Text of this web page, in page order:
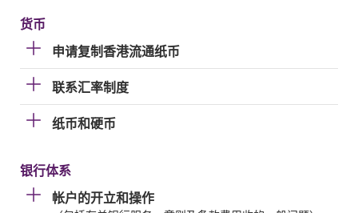
货币
申请复制香港流通纸币
联系汇率制度
纸币和硬币
银行体系
帐户的开立和操作